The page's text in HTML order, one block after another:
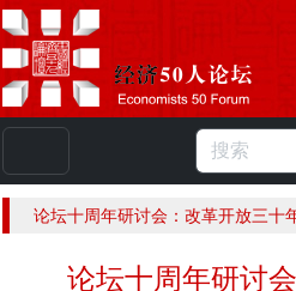
论坛十周年研讨会：改革开放三
论坛十周年研讨